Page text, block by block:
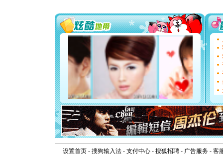
能正大光
天都要快
[圣诞节]
如意,快
[元旦]
看
断电。
你是我
[元旦]
如
起；二
离。水
[元旦]
泣，这痛
卖了。水
[春节]风
颜！冬去
道一声平
[春节] 传
设置首页- 搜狗输入法- 支付中心- 搜狐招聘- 广告服务- 客